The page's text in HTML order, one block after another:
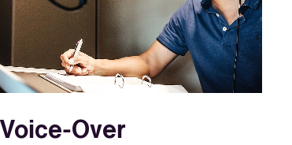
Voice-Over